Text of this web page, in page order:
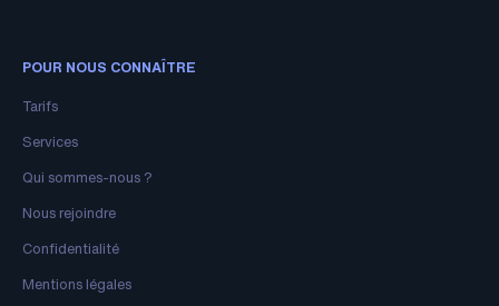
POUR NOUS CONNAÎTRE
Tarifs
Services
Qui sommes-nous ?
Nous rejoindre
Confidentialité
Mentions légales